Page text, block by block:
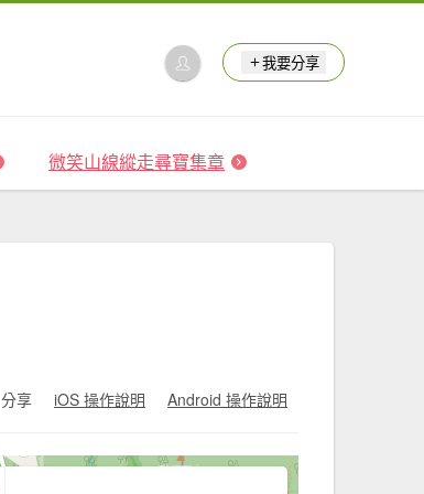
我要分享
微笑山線縱走尋寶集章
分享 iOS 操作說明 Android 操作說明